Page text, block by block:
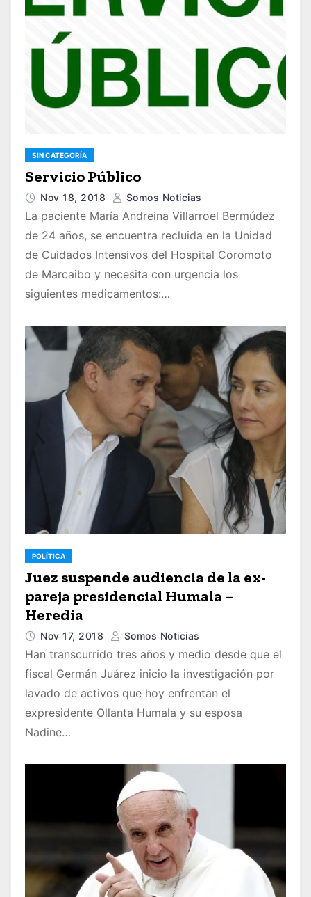
SIN CATEGORÍA
Servicio Público
Nov 18, 2018 Somos Noticias
La paciente María Andreina Villarroel Bermúdez
de 24 años, se encuentra recluida en la Unidad
de Cuidados Intensivos del Hospital Coromoto
de Marcaibo y necesita con urgencia los
siguientes medicamentos:…
POLÍTICA
Juez suspende audiencia de la ex-
pareja presidencial Humala –
Heredia
Nov 17, 2018 Somos Noticias
Han transcurrido tres años y medio desde que el
fiscal Germán Juárez inicio la investigación por
lavado de activos que hoy enfrentan el
expresidente Ollanta Humala y su esposa
Nadine…